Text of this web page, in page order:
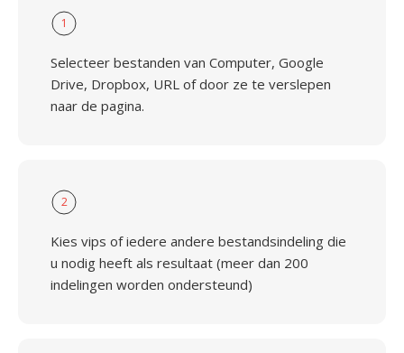
1
Selecteer bestanden van Computer, Google
Drive, Dropbox, URL of door ze te verslepen
naar de pagina.
2
Kies vips of iedere andere bestandsindeling die
u nodig heeft als resultaat (meer dan 200
indelingen worden ondersteund)